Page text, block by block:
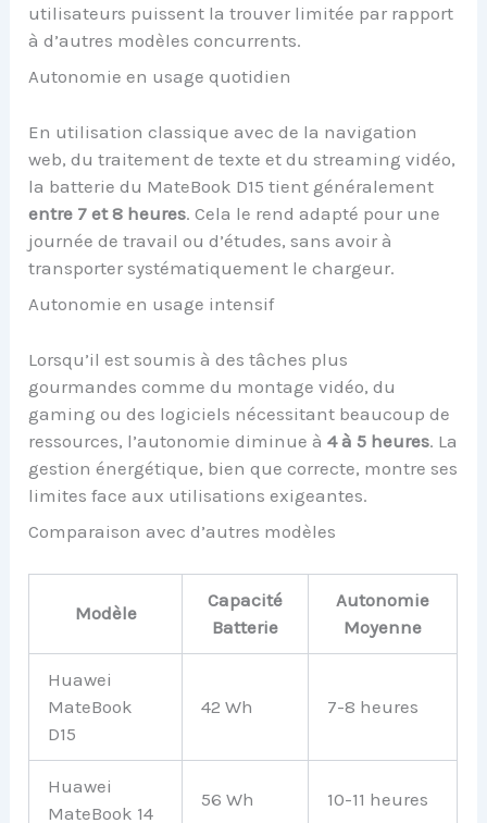
utilisateurs puissent la trouver limitée par rapport
à d’autres modèles concurrents.
Autonomie en usage quotidien
En utilisation classique avec de la navigation
web, du traitement de texte et du streaming vidéo,
la batterie du MateBook D15 tient généralement
entre 7 et 8 heures. Cela le rend adapté pour une
journée de travail ou d’études, sans avoir à
transporter systématiquement le chargeur.
Autonomie en usage intensif
Lorsqu’il est soumis à des tâches plus
gourmandes comme du montage vidéo, du
gaming ou des logiciels nécessitant beaucoup de
ressources, l’autonomie diminue à4 à 5 heures. La
gestion énergétique, bien que correcte, montre ses
limites face aux utilisations exigeantes.
Comparaison avec d’autres modèles
Modèle
Capacité
Batterie
Autonomie
Moyenne
Huawei
MateBook
D15
42 Wh 7-8 heures
Huawei
MateBook 14
56 Wh 10-11 heures